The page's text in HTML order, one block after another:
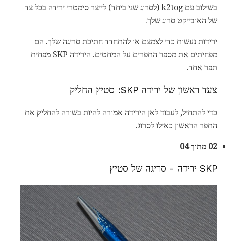
בשילוב עם k2tog (לסרוג שני ביחד) לייצר סימטרי ירידה בכל צד
של האובייקט סרוג שלך.
ירידות נעשות כדי לצמצם או להתחדד חתיכת סריגה שלך. הם
מפחיתים את מספר התפרים על המחטים. הירידה SKP מפחית
תפר אחד.
צעד ראשון של ירידה SKP: סטיץ החליק
כדי להתחיל, לעבוד לאן הירידה אמורה להיות בשורה להחליק את
התפר הראשון כאילו לסרוג.
02 מתוך 04
SKP ירידה - סריגה של סטיץ